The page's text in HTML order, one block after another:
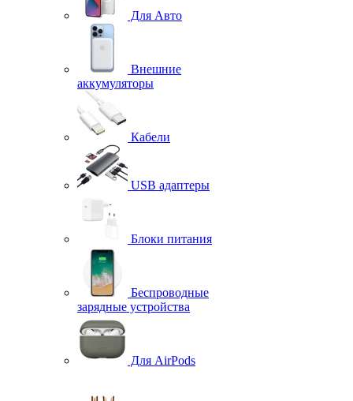
Для Авто
Внешние
аккумуляторы
Кабели
USB адаптеры
Блоки питания
Беспроводные
зарядные устройства
Для AirPods